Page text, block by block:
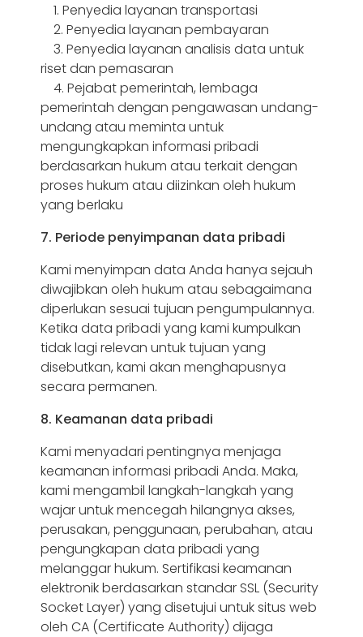
1. Penyedia layanan transportasi
2. Penyedia layanan pembayaran
3. Penyedia layanan analisis data untuk
riset dan pemasaran
4. Pejabat pemerintah, lembaga
pemerintah dengan pengawasan undang-
undang atau meminta untuk
mengungkapkan informasi pribadi
berdasarkan hukum atau terkait dengan
proses hukum atau diizinkan oleh hukum
yang berlaku
7. Periode penyimpanan data pribadi
Kami menyimpan data Anda hanya sejauh
diwajibkan oleh hukum atau sebagaimana
diperlukan sesuai tujuan pengumpulannya.
Ketika data pribadi yang kami kumpulkan
tidak lagi relevan untuk tujuan yang
disebutkan, kami akan menghapusnya
secara permanen.
8. Keamanan data pribadi
Kami menyadari pentingnya menjaga
keamanan informasi pribadi Anda. Maka,
kami mengambil langkah-langkah yang
wajar untuk mencegah hilangnya akses,
perusakan, penggunaan, perubahan, atau
pengungkapan data pribadi yang
melanggar hukum. Sertifikasi keamanan
elektronik berdasarkan standar SSL (Security
Socket Layer) yang disetujui untuk situs web
oleh CA (Certificate Authority) dijaga